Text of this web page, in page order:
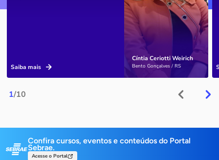
1/10
Cíntia Ceriotti Weirich
Bento Gonçalves / RS
Saiba mais
Confira cursos, eventos e conteúdos do Portal
Sebrae.
Acesse o Portal